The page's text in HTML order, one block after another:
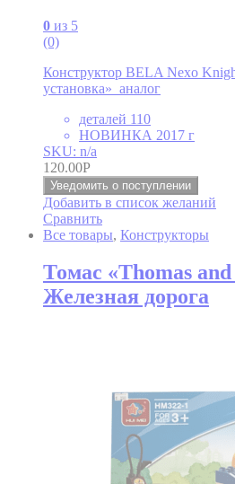
0 из 5
(0)
Конструктор BELA Nexo
установка» аналог
деталей 110
НОВИНКА 2017 г
SKU: n/a
120.00Р
Уведомить о поступлении
Добавить в список желаний
Сравнить
Все товары, Конструкторы
Томас «Thomas
Железная дорога